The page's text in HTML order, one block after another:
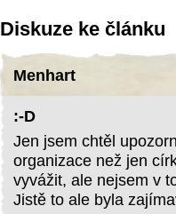
Diskuze ke článku
Menhart
:-D
Jen jsem chtěl
organizace než jen
vyvážit, ale nejsem v
Jistě to ale byla